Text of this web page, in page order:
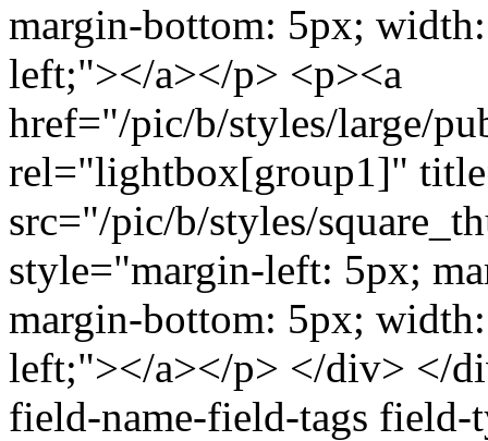
margin-bottom: 5px;
left;"></a></p> <p><a
href="/pic/b/styles/large/
rel="lightbox[group1]"
src="/pic/b/styles/
style="margin-left: 5px;
margin-bottom: 5px;
left;"></a></p> </div> </
field-name-field-tags field-